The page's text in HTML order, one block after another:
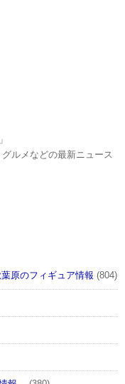
ルメなどの最新ニュース
原のフィギュア情報 (804)